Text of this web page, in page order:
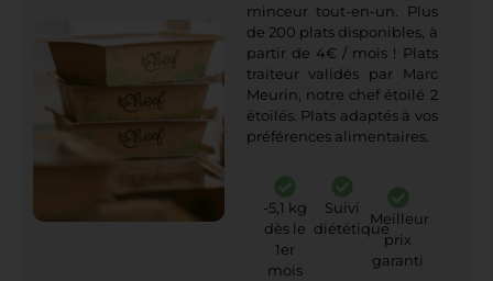
minceur tout-en-un. Plus
de 200 plats disponibles, à
partir de 4€ / mois ! Plats
traiteur validés par Marc
Meurin, notre chef étoilé 2
étoilés. Plats adaptés à vos
préférences alimentaires.
-5,1 kg
dès le
1er
mois
Suivi
diététique
Meilleur
prix
garanti